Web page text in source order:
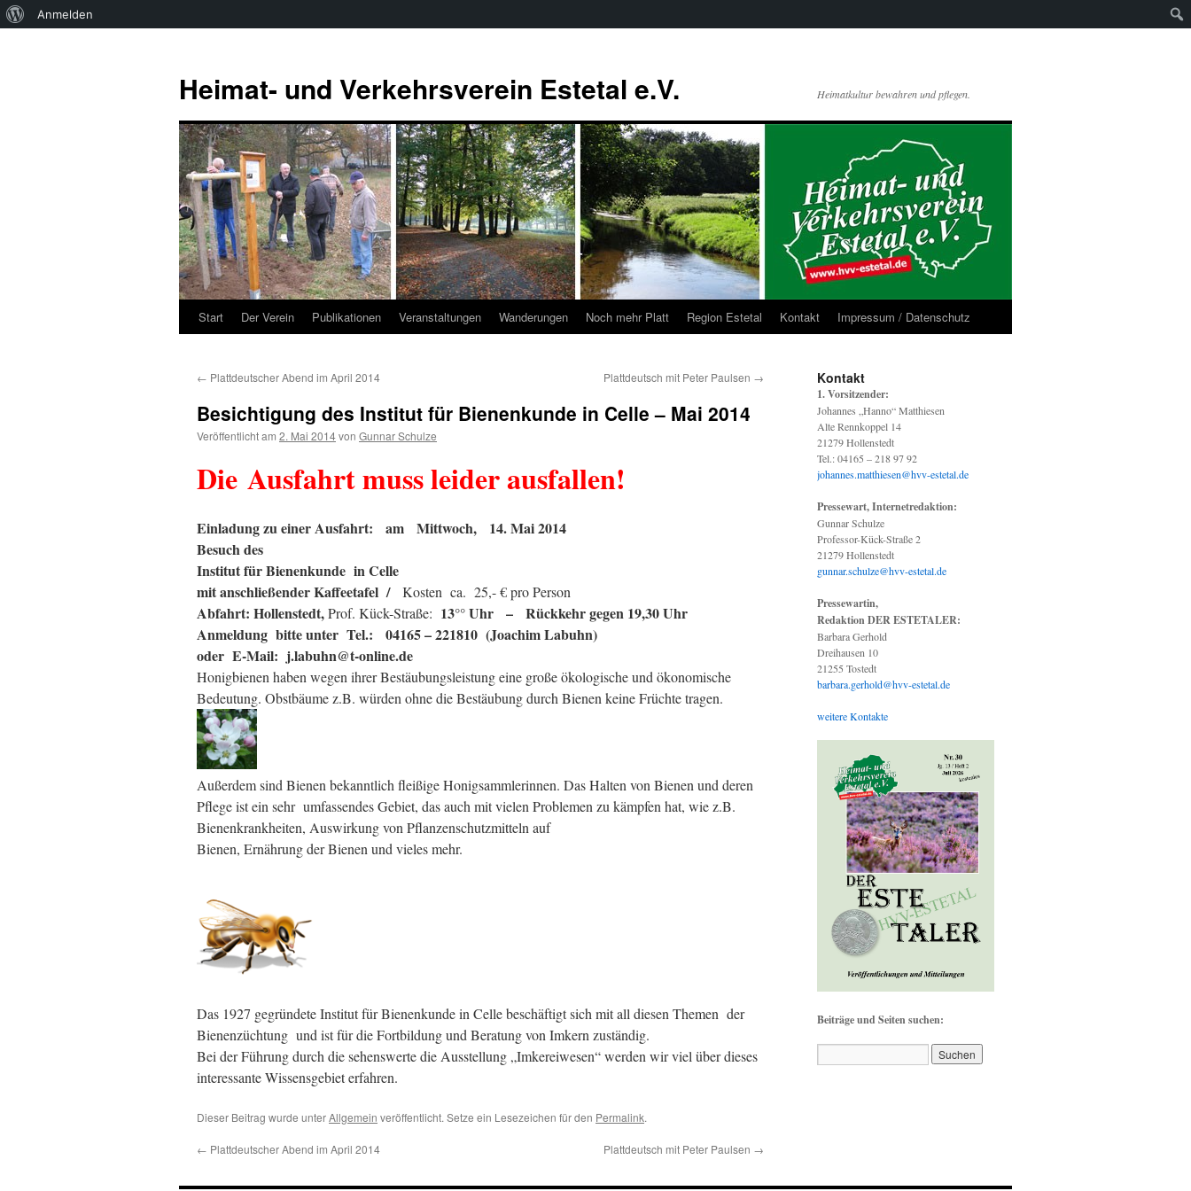
Über
Anmelden
springen
Heimat- und Verkehrsverein Estetal e.V. Heimatkultur bewahren und pflegen.
Start Der Verein Publikationen Veranstaltungen Wanderungen Noch mehr Platt Region Estetal Kontakt Impressum / Datenschutz
← Plattdeutscher Abend im April 2014 Plattdeutsch mit Peter Paulsen →
Besichtigung des Institut für Bienenkunde in Celle – Mai 2014
Veröffentlicht am 2. Mai 2014von Gunnar Schulze
Die Ausfahrt muss leider ausfallen!
Einladungzu einer Ausfahrt: am
Mittwoch, 14. Mai 2014
Besuch des
Institut für Bienenkunde in Celle
mit anschließender Kaffeetafel / Kosten ca. 25,- € pro Person
Abfahrt: Hollenstedt,Prof. Kück-Straße: 13°° Uhr – Rückkehr gegen 19,30 Uhr
Anmeldung bitte unter Tel.: 04165 – 221810 (Joachim Labuhn)
oder E-Mail: j.labuhn@t-online.de
Honigbienen haben wegen ihrer Bestäubungsleistung eine große ökologische und ökonomische
Bedeutung. Obstbäume z.B. würden ohne die Bestäubung durch Bienen keine Früchte tragen.
Außerdem sind Bienen bekanntlich fleißige Honigsammlerinnen. Das Halten von Bienen und deren
Pflege ist ein sehr umfassendes Gebiet, das auch mit vielen Problemen zu kämpfen hat, wie z.B.
Bienenkrankheiten, Auswirkung von Pflanzenschutzmitteln auf
Bienen, Ernährung der Bienen und vieles mehr.
Das 1927 gegründete Institut für Bienenkunde in Celle beschäftigt sich mit all diesen Themen der
Bienenzüchtung und ist für die Fortbildung und Beratung von Imkern zuständig.
Bei der Führung durch die sehenswerte die Ausstellung „Imkereiwesen“ werden wir viel über dieses
interessante Wissensgebiet erfahren.
Dieser Beitrag wurde unterAllgemein veröffentlicht. Setze ein Lesezeichen für den Permalink.
← Plattdeutscher Abend im April 2014 Plattdeutsch mit Peter Paulsen →
Kontakt
1. Vorsitzender:
Johannes „Hanno“ Matthiesen
Alte Rennkoppel 14
21279 Hollenstedt
Tel.: 04165 – 218 97 92
johannes.matthiesen@hvv-estetal.de
Pressewart, Internetredaktion:
Gunnar Schulze
Professor-Kück-Straße 2
21279 Hollenstedt
gunnar.schulze@hvv-estetal.de
Pressewartin,
Redaktion DER ESTETALER:
Barbara Gerhold
Dreihausen 10
21255 Tostedt
barbara.gerhold@hvv-estetal.de
weitere Kontakte
Beiträge und Seiten suchen: